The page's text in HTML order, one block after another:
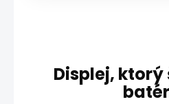
Displej,